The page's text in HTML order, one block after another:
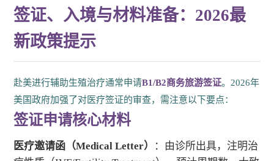
签证、入境与材料准备：2026最
新政策提示
赴美进行辅助生殖治疗通常申请B1/B2商务旅游签证。2026年
美国政府加强了对医疗签证的审查，需注意以下要点：
签证申请核心材料
医疗邀请函（Medical Letter）
：由诊所出具，注明治